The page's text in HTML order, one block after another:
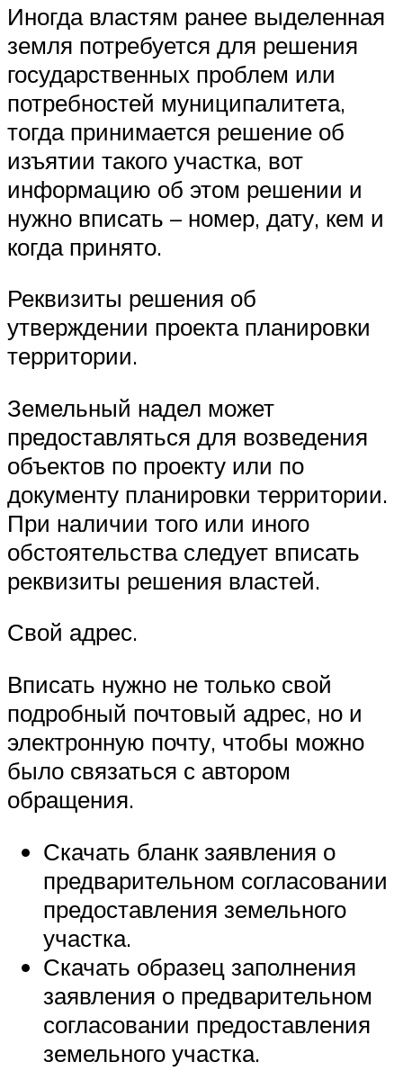
Иногда властям ранее выделенная
земля потребуется для решения
государственных проблем или
потребностей муниципалитета,
тогда принимается решение об
изъятии такого участка, вот
информацию об этом решении и
нужно вписать – номер, дату, кем и
когда принято.
Реквизиты решения об
утверждении проекта планировки
территории.
Земельный надел может
предоставляться для возведения
объектов по проекту или по
документу планировки территории.
При наличии того или иного
обстоятельства следует вписать
реквизиты решения властей.
Свой адрес.
Вписать нужно не только свой
подробный почтовый адрес, но и
электронную почту, чтобы можно
было связаться с автором
обращения.
Скачать бланк заявления о
предварительном согласовании
предоставления земельного
участка.
Скачать образец заполнения
заявления о предварительном
согласовании предоставления
земельного участка.